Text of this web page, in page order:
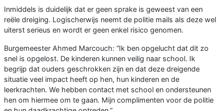
Inmiddels is duidelijk dat er geen sprake is geweest van een
reële dreiging. Logischerwijs neemt de politie mails als deze wel
uiterst serieus en wordt er geen enkel risico genomen.
Burgemeester Ahmed Marcouch: “Ik ben opgelucht dat dit zo
snel is opgelost. De kinderen kunnen veilig naar school. Ik
begrijp dat ouders geschrokken zijn en dat deze dreigende
situatie veel impact heeft op hen, hun kinderen en de
leerkrachten. We hebben contact met school en ondersteunen
hen om hiermee om te gaan. Mijn complimenten voor de politie